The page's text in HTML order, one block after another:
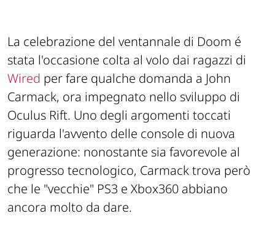
La celebrazione del ventannale di Doom é
stata l'occasione colta al volo dai ragazzi di
Wired per fare qualche domanda a John
Carmack, ora impegnato nello sviluppo di
Oculus Rift. Uno degli argomenti toccati
riguarda l'avvento delle console di nuova
generazione: nonostante sia favorevole al
progresso tecnologico, Carmack trova però
che le "vecchie" PS3 e Xbox360 abbiano
ancora molto da dare.